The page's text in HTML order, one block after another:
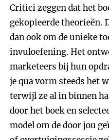
Critici zeggen dat het
gekopieerde theorieën.
dan ook om de unieke
invuloefening. Het
marketeers bij hun
je qua vorm steeds het
terwijl ze al in binnen
door het boek en
model om de door jou